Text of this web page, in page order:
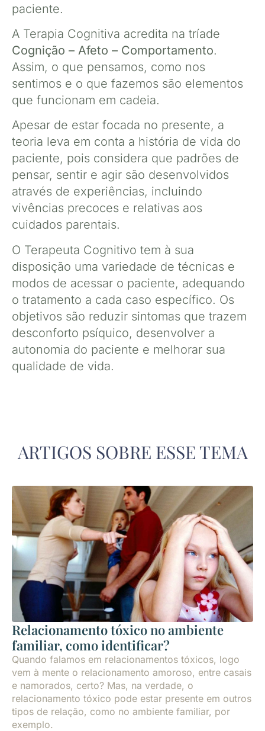
paciente.
A Terapia Cognitiva acredita na tríade
Cognição – Afeto – Comportamento.
Assim, o que pensamos, como nos
sentimos e o que fazemos são elementos
que funcionam em cadeia.
Apesar de estar focada no presente, a
teoria leva em conta a história de vida do
paciente, pois considera que padrões de
pensar, sentir e agir são desenvolvidos
através de experiências, incluindo
vivências precoces e relativas aos
cuidados parentais.
O Terapeuta Cognitivo tem à sua
disposição uma variedade de técnicas e
modos de acessar o paciente, adequando
o tratamento a cada caso específico. Os
objetivos são reduzir sintomas que trazem
desconforto psíquico, desenvolver a
autonomia do paciente e melhorar sua
qualidade de vida.
ARTIGOS SOBRE ESSE TEMA
Relacionamento tóxico no ambiente
familiar, como identificar?
Quando falamos em relacionamentos tóxicos, logo
vem à mente o relacionamento amoroso, entre casais
e namorados, certo? Mas, na verdade, o
relacionamento tóxico pode estar presente em outros
tipos de relação, como no ambiente familiar, por
exemplo.